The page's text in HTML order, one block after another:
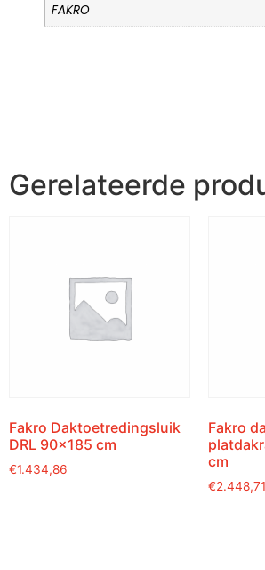
FAKRO
Gerelateerde
Fakro Daktoetredingsluik
DRL 90×185 cm
€1.434,86
Fakro
cm
€2.448,71